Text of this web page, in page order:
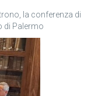
la conferenza di
di Palermo